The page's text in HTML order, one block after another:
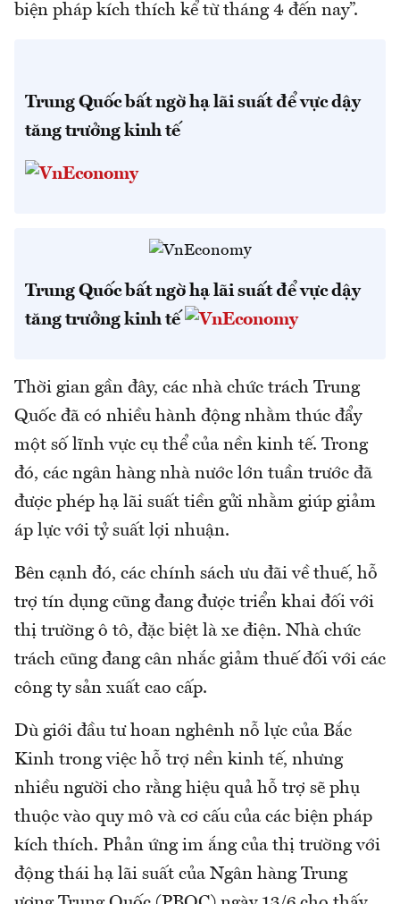
biện pháp kích thích kể từ tháng 4 đến nay”.
Trung Quốc bất ngờ hạ lãi suất để vực dậy
tăng trưởng kinh tế
Trung Quốc bất ngờ hạ lãi suất để vực dậy
tăng trưởng kinh tế
Thời gian gần đây, các nhà chức trách Trung
Quốc đã có nhiều hành động nhằm thúc đẩy
một số lĩnh vực cụ thể của nền kinh tế. Trong
đó, các ngân hàng nhà nước lớn tuần trước đã
được phép hạ lãi suất tiền gửi nhằm giúp giảm
áp lực với tỷ suất lợi nhuận.
Bên cạnh đó, các chính sách ưu đãi về thuế, hỗ
trợ tín dụng cũng đang được triển khai đối với
thị trường ô tô, đặc biệt là xe điện. Nhà chức
trách cũng đang cân nhắc giảm thuế đối với các
công ty sản xuất cao cấp.
Dù giới đầu tư hoan nghênh nỗ lực của Bắc
Kinh trong việc hỗ trợ nền kinh tế, nhưng
nhiều người cho rằng hiệu quả hỗ trợ sẽ phụ
thuộc vào quy mô và cơ cấu của các biện pháp
kích thích. Phản ứng im ắng của thị trường với
động thái hạ lãi suất của Ngân hàng Trung